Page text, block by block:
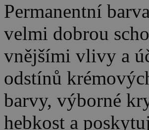
Permanentní
velmi dobrou
vnějšími vlivy a
odstínů
barvy, výborné
hebkost a